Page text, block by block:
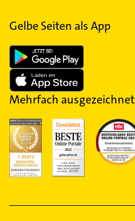
Gelbe Seiten als App
Mehrfach ausgezeichnet